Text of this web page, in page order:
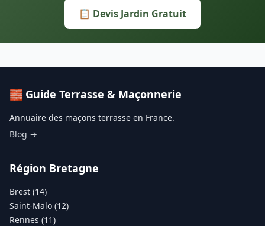
📋 Devis Jardin Gratuit
🧱 Guide Terrasse & Maçonnerie
Annuaire des maçons terrasse en France.
Blog →
Région Bretagne
Brest (14)
Saint-Malo (12)
Rennes (11)